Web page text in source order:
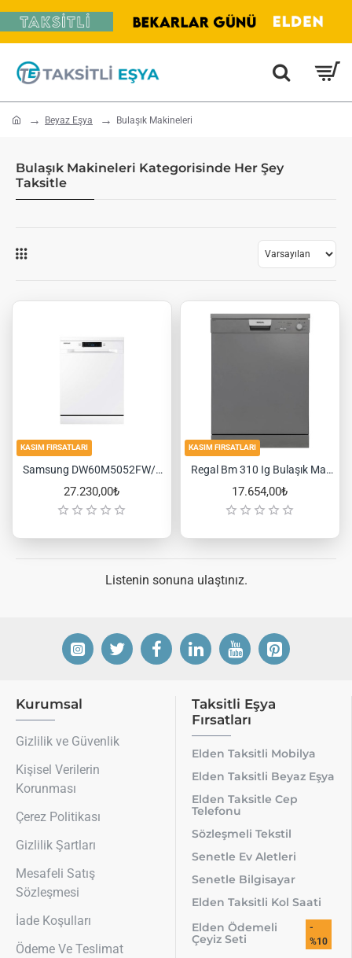
home Beyaz Eşya Bulaşık Makineleri
Bulaşık Makineleri Kategorisinde Her Şey
Taksitle
KASIM FIRSATLARI
Samsung DW60M5052FW/TR 5 Programlı Bulaşık Makinesi
27.230,00₺
KASIM FIRSATLARI
Regal Bm 310 Ig Bulaşık Makinesi
17.654,00₺
Listenin sonuna ulaştınız.
Kurumsal
Gizlilik ve Güvenlik
Kişisel Verilerin
Korunması
Çerez Politikası
Gizlilik Şartları
Mesafeli Satış
Sözleşmesi
İade Koşulları
Ödeme Ve Teslimat
Taksitli Eşya
Fırsatları
Elden Taksitli Mobilya
Elden Taksitli Beyaz Eşya
Elden Taksitle Cep
Telefonu
Sözleşmeli Tekstil
Senetle Ev Aletleri
Senetle Bilgisayar
Elden Taksitli Kol Saati
Elden Ödemeli
Çeyiz Seti
-
%10